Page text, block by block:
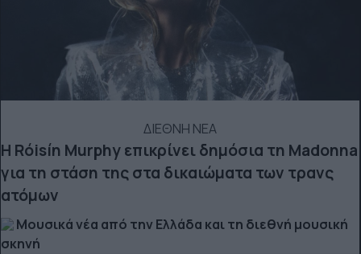
ΔΙΕΘΝΗ ΝΕΑ
Η Róisín Murphy επικρίνει δημόσια τη Madonna
για τη στάση της στα δικαιώματα των τρανς
ατόμων
Μουσικά νέα από την Ελλάδα και τη διεθνή μουσική
σκηνή